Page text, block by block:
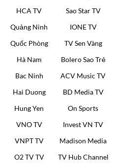
HCA TV
Sao Star TV
Quảng Ninh
IONE TV
Quốc Phòng
TV Sen Vàng
Hà Nam
Bolero Sao Trẻ
Bac Ninh
ACV Music TV
Hai Duong
BD Media TV
Hung Yen
On Sports
VNO TV
Invest VN TV
VNPT TV
Madison Media
O2 TV TV
TV Hub Channel